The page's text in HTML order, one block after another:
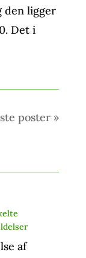
den ligger
Det i
poster »
af